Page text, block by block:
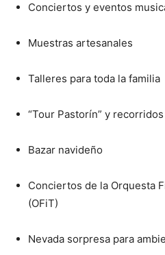
Conciertos y eventos
Muestras artesanales
Talleres para toda la familia
“Tour Pastorín” y
Bazar navideño
Conciertos de la Orquesta
(OFiT)
Nevada sorpresa para